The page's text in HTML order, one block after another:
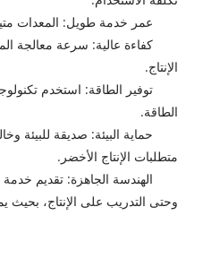
عمر خدمة طويل: المعدات
كفاءة عالية: سرعة معالجة
الإنتاج.
توفير الطاقة: استخدم
الطاقة.
حماية البيئة: صديقة للبيئة
متطلبات الإنتاج الأخضر.
الهندسة الجاهزة: تقديم
وحتى التدريب على الإنتاج، بحيث